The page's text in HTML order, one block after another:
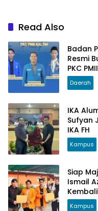
Read Also
Badan
Resmi
PKC
Daerah
IKA
Sufyan
IKA FH
Kampus
Siap
Ismail
Kampus